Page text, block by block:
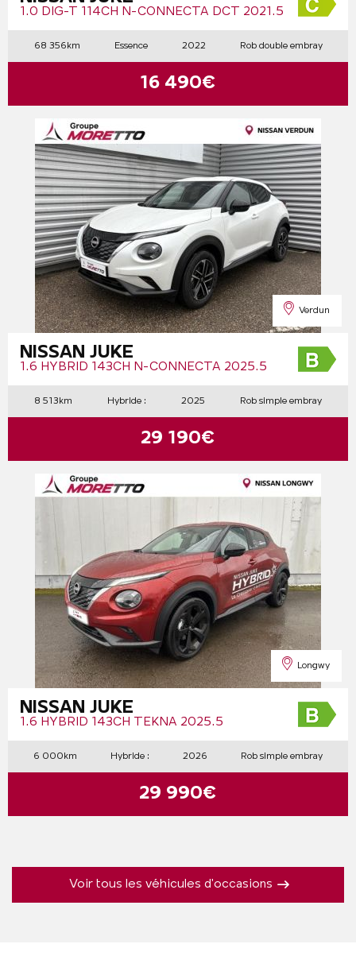
1.0 DIG-T 114CH N-CONNECTA DCT 2021.5
68 356km Essence 2022 Rob double embray
16 490€
Verdun
NISSAN JUKE
1.6 HYBRID 143CH N-CONNECTA 2025.5
8 513km Hybride : 2025 Rob simple embray
29 190€
Longwy
NISSAN JUKE
1.6 HYBRID 143CH TEKNA 2025.5
6 000km Hybride : 2026 Rob simple embray
29 990€
Voir tous les véhicules d'occasions